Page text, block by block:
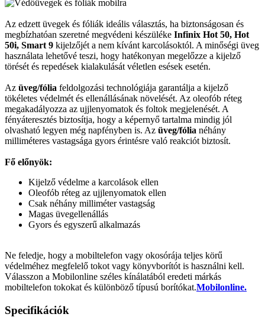
Az edzett üvegek és fóliák ideális választás, ha biztonságosan és
megbízhatóan szeretné megvédeni készüléke Infinix Hot 50, Hot
50i, Smart 9 kijelzőjét a nem kívánt karcolásoktól. A minőségi üveg
használata lehetővé teszi, hogy hatékonyan megelőzze a kijelző
törését és repedések kialakulását véletlen esések esetén.
Az üveg/fólia feldolgozási technológiája garantálja a kijelző
tökéletes védelmét és ellenállásának növelését. Az oleofób réteg
megakadályozza az ujjlenyomatok és foltok megjelenését. A
fényáteresztés biztosítja, hogy a képernyő tartalma mindig jól
olvasható legyen még napfényben is. Az üveg/fólia néhány
milliméteres vastagsága gyors érintésre való reakciót biztosít.
Fő előnyök:
Kijelző védelme a karcolások ellen
Oleofób réteg az ujjlenyomatok ellen
Csak néhány milliméter vastagság
Magas üvegellenállás
Gyors és egyszerű alkalmazás
Ne feledje, hogy a mobiltelefon vagy okosórája teljes körű
védelméhez megfelelő tokot vagy könyvborítót is használni kell.
Válasszon a Mobilonline széles kínálatából eredeti márkás
mobiltelefon tokokat és különböző típusú borítókat.Mobilonline.
Specifikációk